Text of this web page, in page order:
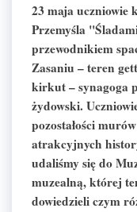
23 maja uczniowie
Przemyśla
przewodnikiem
Zasaniu – teren
kirkut – synagoga
żydowski.
pozostałości
atrakcyjnych
udaliśmy się do
muzealną, której
dowiedzieli czym